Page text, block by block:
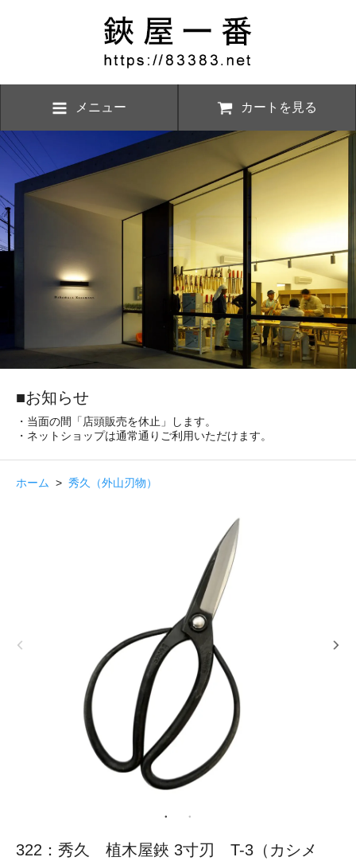
メニュー カートを見る
■お知らせ
・当面の間「店頭販売を休止」します。
・ネットショップは通常通りご利用いただけます。
ホーム > 秀久（外山刃物）
322：秀久 植木屋鋏 3寸刃 T-3（カシメ